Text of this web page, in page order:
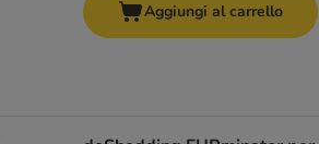
Aggiungi al carrello